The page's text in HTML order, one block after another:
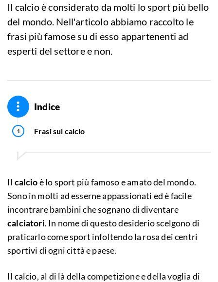
Il calcio è considerato da molti lo sport più bello
del mondo. Nell'articolo abbiamo raccolto le
frasi più famose su di esso appartenenti ad
esperti del settore e non.
Indice
Frasi sul calcio
Il calcioè lo sport più famoso e amato del mondo.
Sono in molti ad esserne appassionati ed è facile
incontrare bambini che sognano di diventare
calciatori. In nome di questo desiderio scelgono di
praticarlo come sport infoltendo la rosa dei centri
sportivi di ogni città e paese.
Il calcio, al di là della competizione e della voglia di